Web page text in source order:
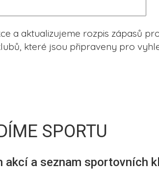
a aktualizujeme rozpis zápasů
které jsou připraveny pro
SPORTU
akcí a seznam sportovních